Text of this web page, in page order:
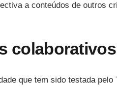
a conteúdos de outros
que tem sido testada